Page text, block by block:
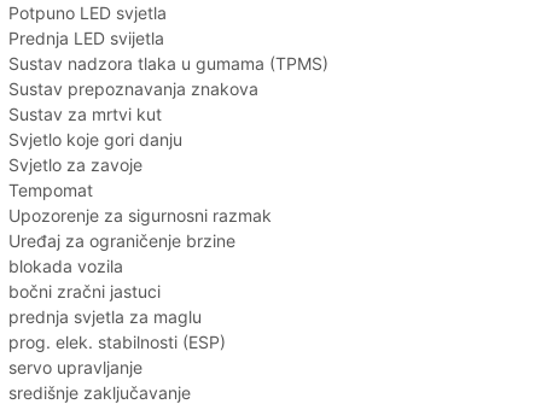
Potpuno LED svjetla
Prednja LED svijetla
Sustav nadzora tlaka u gumama (TPMS)
Sustav prepoznavanja znakova
Sustav za mrtvi kut
Svjetlo koje gori danju
Svjetlo za zavoje
Tempomat
Upozorenje za sigurnosni razmak
Uređaj za ograničenje brzine
blokada vozila
bočni zračni jastuci
prednja svjetla za maglu
prog. elek. stabilnosti (ESP)
servo upravljanje
središnje zaključavanje